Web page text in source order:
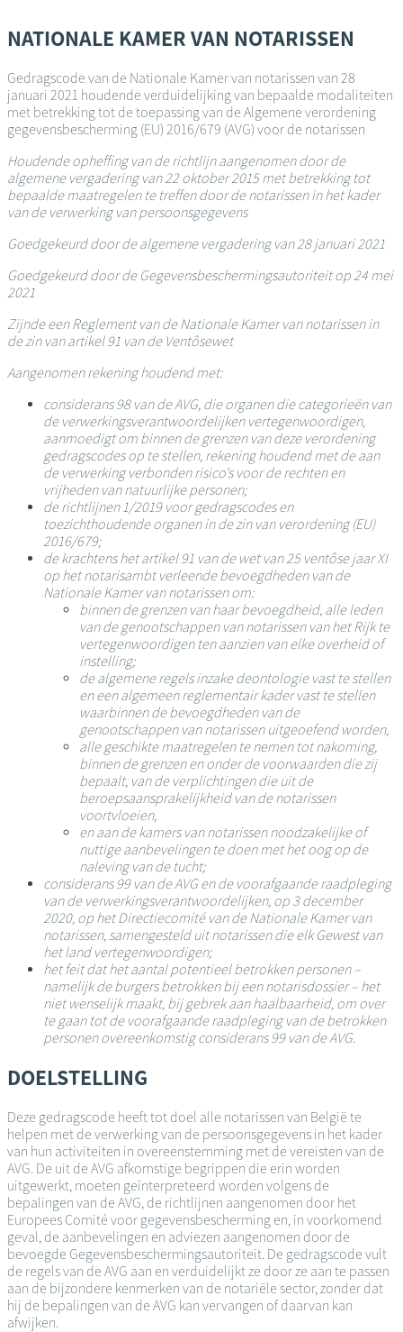
en
naar
inhoud
gaan
NATIONALE KAMER VAN NOTARISSEN
Gedragscode van de Nationale Kamer van notarissen van 28
januari 2021 houdende verduidelijking van bepaalde modaliteiten
met betrekking tot de toepassing van de Algemene verordening
gegevensbescherming (EU) 2016/679 (AVG) voor de notarissen
Houdende opheffing van de richtlijn aangenomen door de
algemene vergadering van 22 oktober 2015 met betrekking tot
bepaalde maatregelen te treffen door de notarissen in het kader
van de verwerking van persoonsgegevens
Goedgekeurd door de algemene vergadering van 28 januari 2021
Goedgekeurd door de Gegevensbeschermingsautoriteit op 24 mei
2021
Zijnde een Reglement van de Nationale Kamer van notarissen in
de zin van artikel 91 van de Ventôsewet
Aangenomen rekening houdend met:
considerans 98 van de AVG, die organen die categorieën van
de verwerkingsverantwoordelijken vertegenwoordigen,
aanmoedigt om binnen de grenzen van deze verordening
gedragscodes op te stellen, rekening houdend met de aan
de verwerking verbonden risico's voor de rechten en
vrijheden van natuurlijke personen;
de richtlijnen 1/2019 voor gedragscodes en
toezichthoudende organen in de zin van verordening (EU)
2016/679;
de krachtens het artikel 91 van de wet van 25 ventôse jaar XI
op het notarisambt verleende bevoegdheden van de
Nationale Kamer van notarissen om:
binnen de grenzen van haar bevoegdheid, alle leden
van de genootschappen van notarissen van het Rijk te
vertegenwoordigen ten aanzien van elke overheid of
instelling;
de algemene regels inzake deontologie vast te stellen
en een algemeen reglementair kader vast te stellen
waarbinnen de bevoegdheden van de
genootschappen van notarissen uitgeoefend worden,
alle geschikte maatregelen te nemen tot nakoming,
binnen de grenzen en onder de voorwaarden die zij
bepaalt, van de verplichtingen die uit de
beroepsaansprakelijkheid van de notarissen
voortvloeien,
en aan de kamers van notarissen noodzakelijke of
nuttige aanbevelingen te doen met het oog op de
naleving van de tucht;
considerans 99 van de AVG en de voorafgaande raadpleging
van de verwerkingsverantwoordelijken, op 3 december
2020, op het Directiecomité van de Nationale Kamer van
notarissen, samengesteld uit notarissen die elk Gewest van
het land vertegenwoordigen;
het feit dat het aantal potentieel betrokken personen –
namelijk de burgers betrokken bij een notarisdossier – het
niet wenselijk maakt, bij gebrek aan haalbaarheid, om over
te gaan tot de voorafgaande raadpleging van de betrokken
personen overeenkomstig considerans 99 van de AVG.
DOELSTELLING
Deze gedragscode heeft tot doel alle notarissen van België te
helpen met de verwerking van de persoonsgegevens in het kader
van hun activiteiten in overeenstemming met de vereisten van de
AVG. De uit de AVG afkomstige begrippen die erin worden
uitgewerkt, moeten geïnterpreteerd worden volgens de
bepalingen van de AVG, de richtlijnen aangenomen door het
Europees Comité voor gegevensbescherming en, in voorkomend
geval, de aanbevelingen en adviezen aangenomen door de
bevoegde Gegevensbeschermingsautoriteit. De gedragscode vult
de regels van de AVG aan en verduidelijkt ze door ze aan te passen
aan de bijzondere kenmerken van de notariële sector, zonder dat
hij de bepalingen van de AVG kan vervangen of daarvan kan
afwijken.